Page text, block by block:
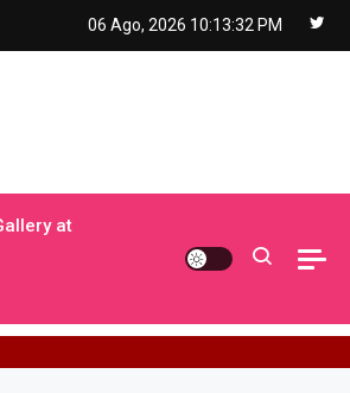
06 Ago, 2026 10:13:33 PM
at